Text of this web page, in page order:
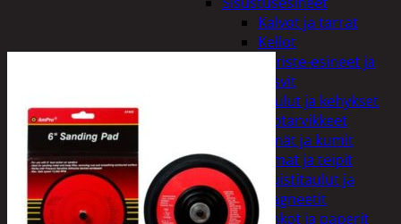
Kalvot ja tarrat
Kellot
Koriste-esineet ja
kasvit
Taulut ja kehykset
Toimistotarvikkeet
Kynät ja kumit
Liimat ja teipit
Muistitaulut ja
magneetit
Vihkot ja paperit